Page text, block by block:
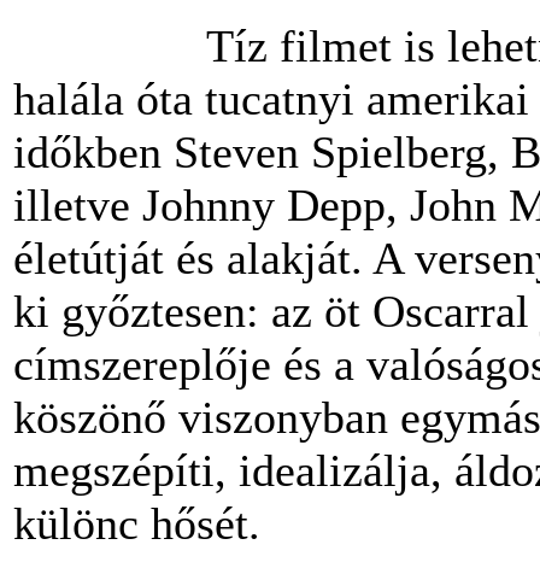
Tíz filmet is lehetne
halála óta tucatnyi
időkben Steven Spielberg,
illetve Johnny Depp, John
életútját és alakját. A
ki győztesen: az öt
címszereplője és a
köszönő viszonyban
megszépíti, idealizálja,
különc hősét.